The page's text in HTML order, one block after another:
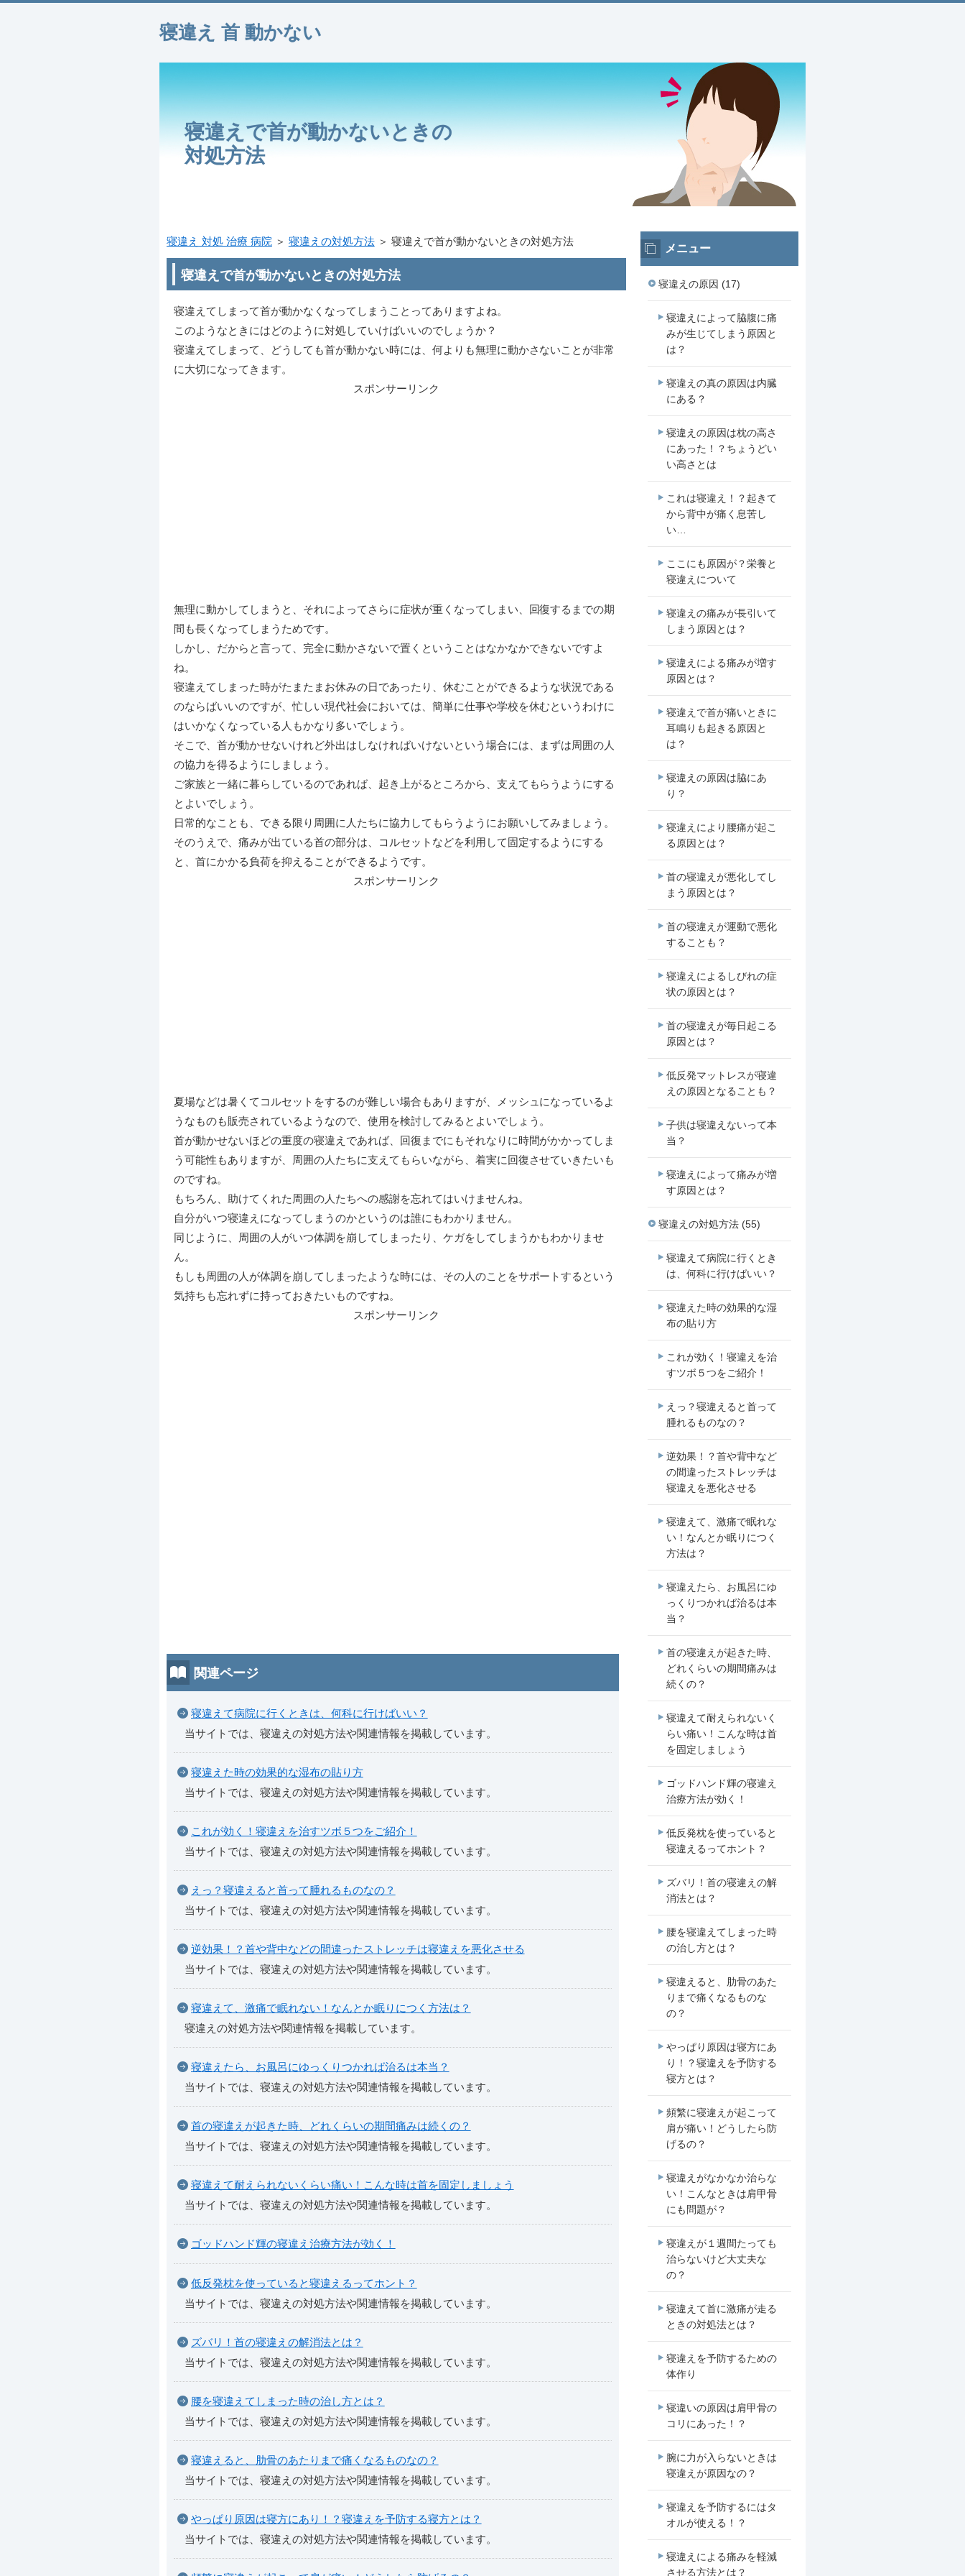
寝違え 首 動かない
寝違えで首が動かないときの
対処方法
寝違え 対処 治療 病院 ＞ 寝違えの対処方法＞ 寝違えで首が動かないときの対処方法
寝違えで首が動かないときの対処方法
寝違えてしまって首が動かなくなってしまうことってありますよね。
このようなときにはどのように対処していけばいいのでしょうか？
寝違えてしまって、どうしても首が動かない時には、何よりも無理に動かさないことが非常
に大切になってきます。
スポンサーリンク
無理に動かしてしまうと、それによってさらに症状が重くなってしまい、回復するまでの期
間も長くなってしまうためです。
しかし、だからと言って、完全に動かさないで置くということはなかなかできないですよ
ね。
寝違えてしまった時がたまたまお休みの日であったり、休むことができるような状況である
のならばいいのですが、忙しい現代社会においては、簡単に仕事や学校を休むというわけに
はいかなくなっている人もかなり多いでしょう。
そこで、首が動かせないけれど外出はしなければいけないという場合には、まずは周囲の人
の協力を得るようにしましょう。
ご家族と一緒に暮らしているのであれば、起き上がるところから、支えてもらうようにする
とよいでしょう。
日常的なことも、できる限り周囲に人たちに協力してもらうようにお願いしてみましょう。
そのうえで、痛みが出ている首の部分は、コルセットなどを利用して固定するようにする
と、首にかかる負荷を抑えることができるようです。
スポンサーリンク
夏場などは暑くてコルセットをするのが難しい場合もありますが、メッシュになっているよ
うなものも販売されているようなので、使用を検討してみるとよいでしょう。
首が動かせないほどの重度の寝違えであれば、回復までにもそれなりに時間がかかってしま
う可能性もありますが、周囲の人たちに支えてもらいながら、着実に回復させていきたいも
のですね。
もちろん、助けてくれた周囲の人たちへの感謝を忘れてはいけませんね。
自分がいつ寝違えになってしまうのかというのは誰にもわかりません。
同じように、周囲の人がいつ体調を崩してしまったり、ケガをしてしまうかもわかりませ
ん。
もしも周囲の人が体調を崩してしまったような時には、その人のことをサポートするという
気持ちも忘れずに持っておきたいものですね。
スポンサーリンク
関連ページ
寝違えて病院に行くときは、何科に行けばいい？
当サイトでは、寝違えの対処方法や関連情報を掲載しています。
寝違えた時の効果的な湿布の貼り方
当サイトでは、寝違えの対処方法や関連情報を掲載しています。
これが効く！寝違えを治すツボ５つをご紹介！
当サイトでは、寝違えの対処方法や関連情報を掲載しています。
えっ？寝違えると首って腫れるものなの？
当サイトでは、寝違えの対処方法や関連情報を掲載しています。
逆効果！？首や背中などの間違ったストレッチは寝違えを悪化させる
当サイトでは、寝違えの対処方法や関連情報を掲載しています。
寝違えて、激痛で眠れない！なんとか眠りにつく方法は？
寝違えの対処方法や関連情報を掲載しています。
寝違えたら、お風呂にゆっくりつかれば治るは本当？
当サイトでは、寝違えの対処方法や関連情報を掲載しています。
首の寝違えが起きた時、どれくらいの期間痛みは続くの？
当サイトでは、寝違えの対処方法や関連情報を掲載しています。
寝違えて耐えられないくらい痛い！こんな時は首を固定しましょう
当サイトでは、寝違えの対処方法や関連情報を掲載しています。
ゴッドハンド輝の寝違え治療方法が効く！
低反発枕を使っていると寝違えるってホント？
当サイトでは、寝違えの対処方法や関連情報を掲載しています。
ズバリ！首の寝違えの解消法とは？
当サイトでは、寝違えの対処方法や関連情報を掲載しています。
腰を寝違えてしまった時の治し方とは？
当サイトでは、寝違えの対処方法や関連情報を掲載しています。
寝違えると、肋骨のあたりまで痛くなるものなの？
当サイトでは、寝違えの対処方法や関連情報を掲載しています。
やっぱり原因は寝方にあり！？寝違えを予防する寝方とは？
当サイトでは、寝違えの対処方法や関連情報を掲載しています。
メニュー
寝違えの原因 (17)
寝違えによって脇腹に痛
みが生じてしまう原因と
は？
寝違えの真の原因は内臓
にある？
寝違えの原因は枕の高さ
にあった！？ちょうどい
い高さとは
これは寝違え！？起きて
から背中が痛く息苦し
い…
ここにも原因が？栄養と
寝違えについて
寝違えの痛みが長引いて
しまう原因とは？
寝違えによる痛みが増す
原因とは？
寝違えで首が痛いときに
耳鳴りも起きる原因と
は？
寝違えの原因は脇にあ
り？
寝違えにより腰痛が起こ
る原因とは？
首の寝違えが悪化してし
まう原因とは？
首の寝違えが運動で悪化
することも？
寝違えによるしびれの症
状の原因とは？
首の寝違えが毎日起こる
原因とは？
低反発マットレスが寝違
えの原因となることも？
子供は寝違えないって本
当？
寝違えによって痛みが増
す原因とは？
寝違えの対処方法 (55)
寝違えて病院に行くとき
は、何科に行けばいい？
寝違えた時の効果的な湿
布の貼り方
これが効く！寝違えを治
すツボ５つをご紹介！
えっ？寝違えると首って
腫れるものなの？
逆効果！？首や背中など
の間違ったストレッチは
寝違えを悪化させる
寝違えて、激痛で眠れな
い！なんとか眠りにつく
方法は？
寝違えたら、お風呂にゆ
っくりつかれば治るは本
当？
首の寝違えが起きた時、
どれくらいの期間痛みは
続くの？
寝違えて耐えられないく
らい痛い！こんな時は首
を固定しましょう
ゴッドハンド輝の寝違え
治療方法が効く！
低反発枕を使っていると
寝違えるってホント？
ズバリ！首の寝違えの解
消法とは？
腰を寝違えてしまった時
の治し方とは？
寝違えると、肋骨のあた
りまで痛くなるものな
の？
やっぱり原因は寝方にあ
り！？寝違えを予防する
寝方とは？
頻繁に寝違えが起こって
肩が痛い！どうしたら防
げるの？
寝違えがなかなか治らな
い！こんなときは肩甲骨
にも問題が？
寝違えが１週間たっても
治らないけど大丈夫な
の？
寝違えて首に激痛が走る
ときの対処法とは？
寝違えを予防するための
体作り
寝違いの原因は肩甲骨の
コリにあった！？
腕に力が入らないときは
寝違えが原因なの？
寝違えを予防するにはタ
オルが使える！？
寝違えによる痛みを軽減
させる方法とは？